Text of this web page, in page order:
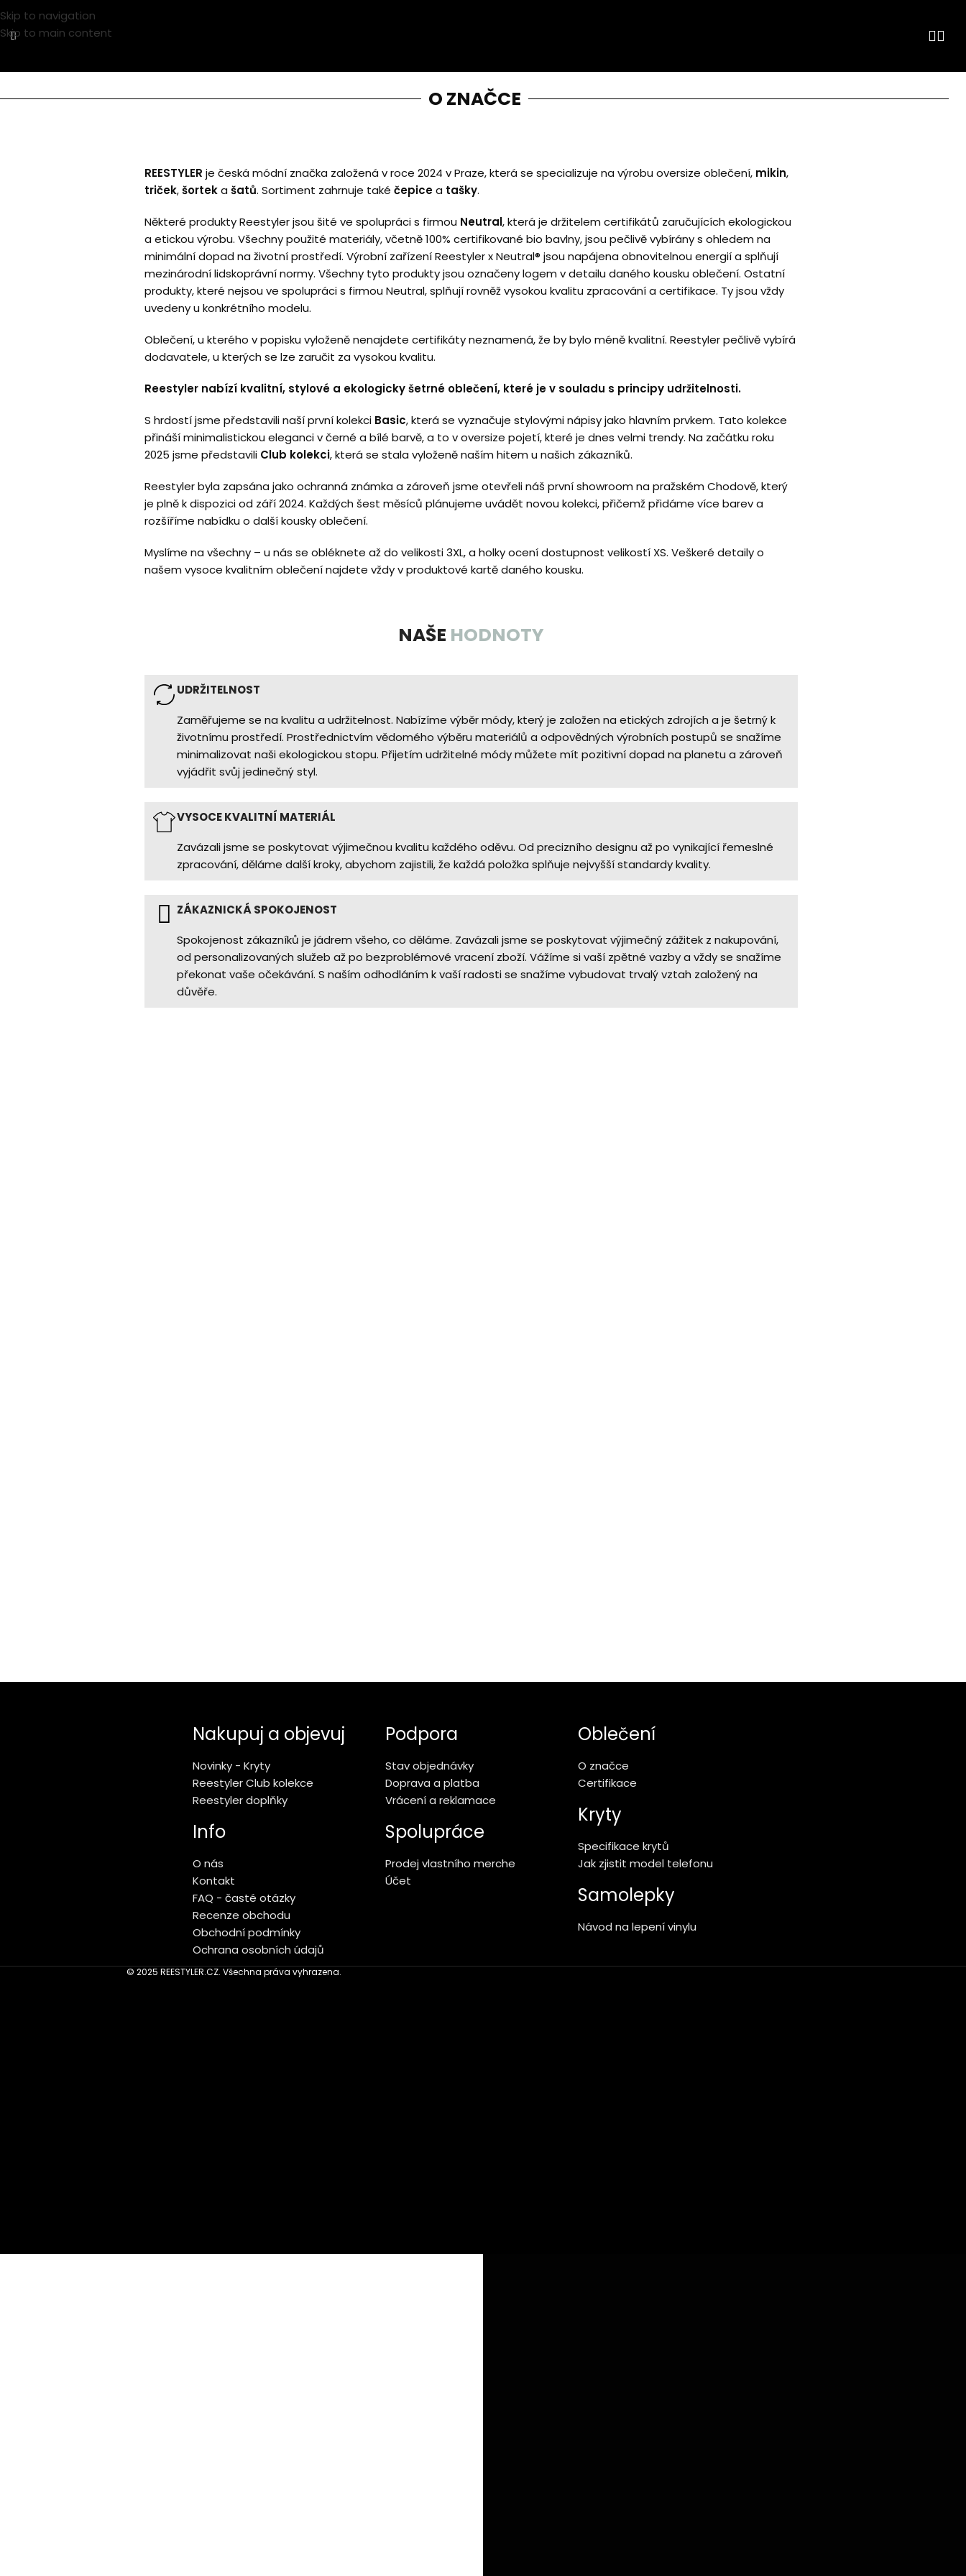
Skip to navigation
Skip to main content
O ZNAČCE
REESTYLER je česká módní značka založená v roce 2024 v Praze, která se specializuje na výrobu oversize oblečení, mikin,
triček,šorteka šatů. Sortiment zahrnuje také čepicea tašky.
Některé produkty Reestyler jsou šité ve spolupráci s firmou Neutral, která je držitelem certifikátů zaručujících ekologickou
a etickou výrobu. Všechny použité materiály, včetně 100% certifikované bio bavlny, jsou pečlivě vybírány s ohledem na
minimální dopad na životní prostředí. Výrobní zařízení Reestyler x Neutral® jsou napájena obnovitelnou energií a splňují
mezinárodní lidskoprávní normy. Všechny tyto produkty jsou označeny logem v detailu daného kousku oblečení. Ostatní
produkty, které nejsou ve spolupráci s firmou Neutral, splňují rovněž vysokou kvalitu zpracování a certifikace. Ty jsou vždy
uvedeny u konkrétního modelu.
Oblečení, u kterého v popisku vyloženě nenajdete certifikáty neznamená, že by bylo méně kvalitní. Reestyler pečlivě vybírá
dodavatele, u kterých se lze zaručit za vysokou kvalitu.
Reestyler nabízí kvalitní, stylové a ekologicky šetrné oblečení, které je v souladu s principy udržitelnosti.
S hrdostí jsme představili naší první kolekci Basic, která se vyznačuje stylovými nápisy jako hlavním prvkem. Tato kolekce
přináší minimalistickou eleganci v černé a bílé barvě, a to v oversize pojetí, které je dnes velmi trendy. Na začátku roku
2025 jsme představili Club kolekci, která se stala vyloženě naším hitem u našich zákazníků.
Reestyler byla zapsána jako ochranná známka a zároveň jsme otevřeli náš první showroom na pražském Chodově, který
je plně k dispozici od září 2024. Každých šest měsíců plánujeme uvádět novou kolekci, přičemž přidáme více barev a
rozšíříme nabídku o další kousky oblečení.
Myslíme na všechny – u nás se obléknete až do velikosti 3XL, a holky ocení dostupnost velikostí XS. Veškeré detaily o
našem vysoce kvalitním oblečení najdete vždy v produktové kartě daného kousku.
NAŠE HODNOTY
UDRŽITELNOST
Zaměřujeme se na kvalitu a udržitelnost. Nabízíme výběr módy, který je založen na etických zdrojích a je šetrný k
životnímu prostředí. Prostřednictvím vědomého výběru materiálů a odpovědných výrobních postupů se snažíme
minimalizovat naši ekologickou stopu. Přijetím udržitelné módy můžete mít pozitivní dopad na planetu a zároveň
vyjádřit svůj jedinečný styl.
VYSOCE KVALITNÍ MATERIÁL
Zavázali jsme se poskytovat výjimečnou kvalitu každého oděvu. Od precizního designu až po vynikající řemeslné
zpracování, děláme další kroky, abychom zajistili, že každá položka splňuje nejvyšší standardy kvality.
ZÁKAZNICKÁ SPOKOJENOST
Spokojenost zákazníků je jádrem všeho, co děláme. Zavázali jsme se poskytovat výjimečný zážitek z nakupování,
od personalizovaných služeb až po bezproblémové vracení zboží. Vážíme si vaší zpětné vazby a vždy se snažíme
překonat vaše očekávání. S naším odhodláním k vaší radosti se snažíme vybudovat trvalý vztah založený na
důvěře.
Nakupuj a objevuj
Novinky - Kryty
Reestyler Club kolekce
Reestyler doplňky
Info
O nás
Kontakt
FAQ - časté otázky
Recenze obchodu
Obchodní podmínky
Ochrana osobních údajů
Podpora
Stav objednávky
Doprava a platba
Vrácení a reklamace
Spolupráce
Prodej vlastního merche
Účet
Oblečení
O značce
Certifikace
Kryty
Specifikace krytů
Jak zjistit model telefonu
Samolepky
Návod na lepení vinylu
© 2025 REESTYLER.CZ. Všechna práva vyhrazena.